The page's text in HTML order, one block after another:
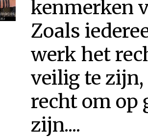
kenmerken
Zoals
werk het
veilig te
recht om op
zijn....